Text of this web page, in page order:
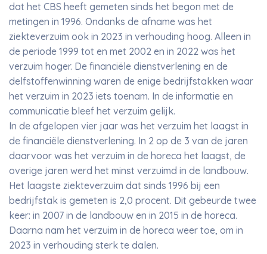
dat het CBS heeft gemeten sinds het begon met de
metingen in 1996. Ondanks de afname was het
ziekteverzuim ook in 2023 in verhouding hoog. Alleen in
de periode 1999 tot en met 2002 en in 2022 was het
verzuim hoger. De financiële dienstverlening en de
delfstoffenwinning waren de enige bedrijfstakken waar
het verzuim in 2023 iets toenam. In de informatie en
communicatie bleef het verzuim gelijk.
In de afgelopen vier jaar was het verzuim het laagst in
de financiële dienstverlening. In 2 op de 3 van de jaren
daarvoor was het verzuim in de horeca het laagst, de
overige jaren werd het minst verzuimd in de landbouw.
Het laagste ziekteverzuim dat sinds 1996 bij een
bedrijfstak is gemeten is 2,0 procent. Dit gebeurde twee
keer: in 2007 in de landbouw en in 2015 in de horeca.
Daarna nam het verzuim in de horeca weer toe, om in
2023 in verhouding sterk te dalen.